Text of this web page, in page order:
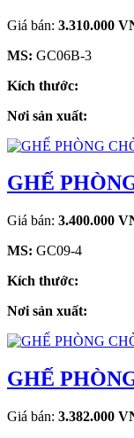
Giá bán: 3.310.000
MS: GC06B-3
Kích thước:
Nơi sản xuất:
GHẾ
Giá bán: 3.400.000
MS: GC09-4
Kích thước:
Nơi sản xuất:
GHẾ
Giá bán: 3.382.000